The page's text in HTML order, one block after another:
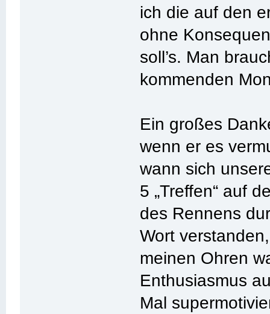
ich die auf den
ohne
soll’s. Man
kommenden
Ein großes
wenn er es
wann sich
5 „Treffen“ auf
des Rennens
Wort
meinen Ohren
Enthusiasmus
Mal